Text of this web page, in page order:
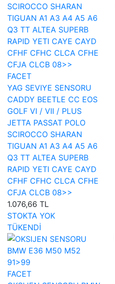
FACET
YAG SEVIYE SENSORU
CADDY BEETLE CC EOS
GOLF VI / VII / PLUS
JETTA PASSAT POLO
SCIROCCO SHARAN
TIGUAN A1 A3 A4 A5 A6
Q3 TT ALTEA SUPERB
RAPID YETI CAYE CAYD
CFHF CFHC CLCA CFHE
CFJA CLCB 08>>
1.076,66 TL
STOKTA YOK
TÜKENDİ
FACET